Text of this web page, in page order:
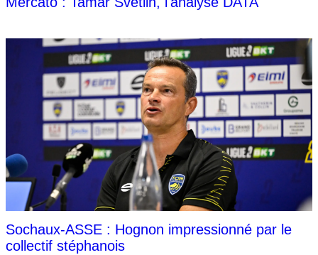
Sochaux-ASSE : Hognon impressionné par le
collectif stéphanois